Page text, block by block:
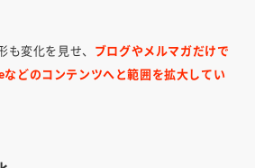
も変化を見せ、 ブログやメルマガだけで
どのコンテンツへと範囲を拡大してい